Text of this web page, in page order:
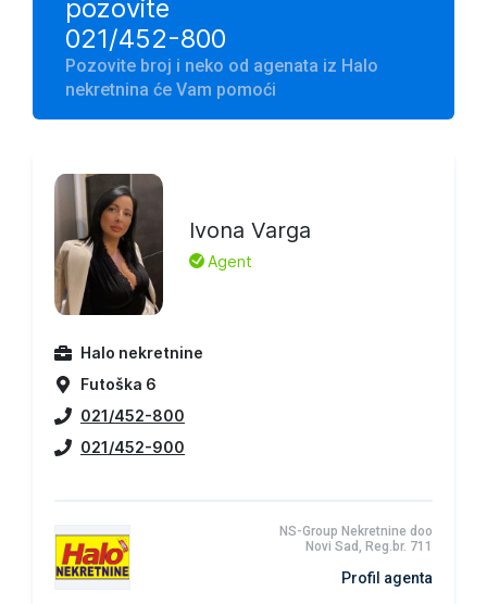
pozovite
021/452-800
Pozovite broj i neko od agenata iz Halo
nekretnina će Vam pomoći
Ivona Varga
L Agent
Halo nekretnine
Futoška 6
021/452-800
021/452-900
NS-Group Nekretnine doo
Novi Sad, Reg.br. 711
Profil agenta